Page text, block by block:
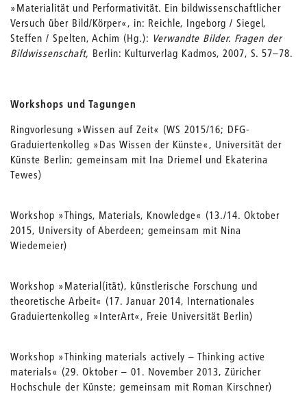
»Materialität und Performativität. Ein bildwissenschaftlicher
Versuch über Bild/Körper«, in: Reichle, Ingeborg / Siegel,
Steffen / Spelten, Achim (Hg.): Verwandte Bilder. Fragen der
Bildwissenschaft, Berlin: Kulturverlag Kadmos, 2007, S. 57–78.
Workshops und Tagungen
Ringvorlesung »Wissen auf Zeit« (WS 2015/16; DFG-
Graduiertenkolleg »Das Wissen der Künste«, Universität der
Künste Berlin; gemeinsam mit Ina Driemel und Ekaterina
Tewes)
Workshop »Things, Materials, Knowledge« (13./14. Oktober
2015, University of Aberdeen; gemeinsam mit Nina
Wiedemeier)
Workshop »Material(ität), künstlerische Forschung und
theoretische Arbeit« (17. Januar 2014, Internationales
Graduiertenkolleg »InterArt«, Freie Universität Berlin)
Workshop »Thinking materials actively – Thinking active
materials« (29. Oktober – 01. November 2013, Züricher
Hochschule der Künste; gemeinsam mit Roman Kirschner)